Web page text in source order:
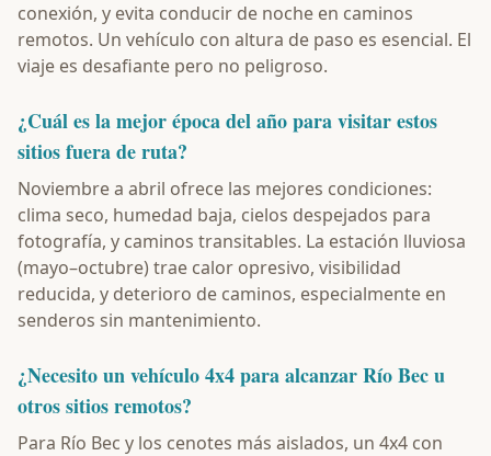
conexión, y evita conducir de noche en caminos
remotos. Un vehículo con altura de paso es esencial. El
viaje es desafiante pero no peligroso.
¿Cuál es la mejor época del año para visitar estos
sitios fuera de ruta?
Noviembre a abril ofrece las mejores condiciones:
clima seco, humedad baja, cielos despejados para
fotografía, y caminos transitables. La estación lluviosa
(mayo–octubre) trae calor opresivo, visibilidad
reducida, y deterioro de caminos, especialmente en
senderos sin mantenimiento.
¿Necesito un vehículo 4x4 para alcanzar Río Bec u
otros sitios remotos?
Para Río Bec y los cenotes más aislados, un 4x4 con